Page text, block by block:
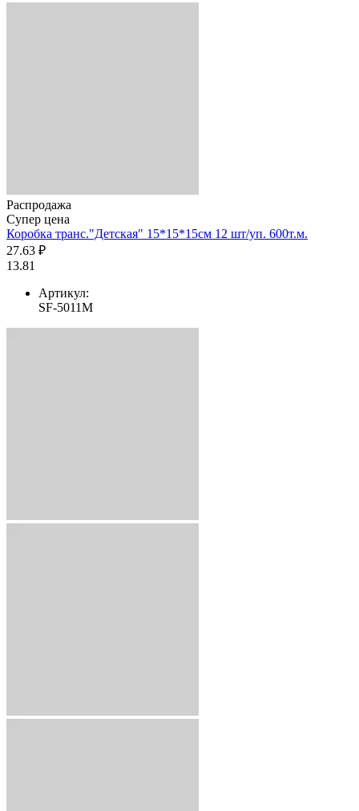
Распродажа
Супер цена
Коробка транс."Детская" 15*15*15см 12 шт/уп. 600т.м.
27.63 ₽
13.81
Артикул:
SF-5011M